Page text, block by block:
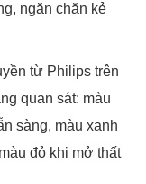
ngăn chặn kẻ
từ Philips trên
quan sát: màu
sàng, màu xanh
đỏ khi mở thất